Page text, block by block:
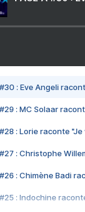
#30 : Eve Angeli
#29 : MC Solaar
#28 : Lorie raconte
#27 : Christophe
#26 : Chimène Badi
#25 : Indochine